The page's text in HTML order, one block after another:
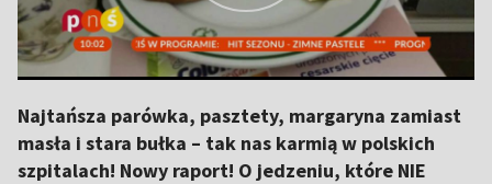
Najtańsza parówka, pasztety, margaryna zamiast
masła i stara bułka – tak nas karmią w polskich
szpitalach! Nowy raport! O jedzeniu, które NIE